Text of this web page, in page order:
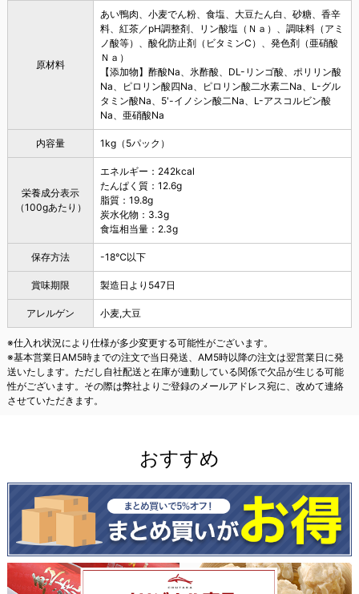
原材料
あい鴨肉、小麦でん粉、食塩、大豆たん白、砂糖、香辛
料、紅茶／pH調整剤、リン酸塩（Ｎａ）、調味料（アミ
ノ酸等）、酸化防止剤（ビタミンC）、発色剤（亜硝酸
Ｎａ）
【添加物】酢酸Na、氷酢酸、DL-リンゴ酸、ポリリン酸
Na、ピロリン酸四Na、ピロリン酸二水素二Na、L-グル
タミン酸Na、5'-イノシン酸二Na、L-アスコルビン酸
Na、亜硝酸Na
内容量 1kg（5パック）
栄養成分表示
（100gあたり）
エネルギー：242kcal
たんぱく質：12.6g
脂質：19.8g
炭水化物：3.3g
食塩相当量：2.3g
保存方法 -18℃以下
賞味期限 製造日より547日
アレルゲン 小麦,大豆
※仕入れ状況により仕様が多少変更する可能性がございます。
※基本営業日AM5時までの注文で当日発送、AM5時以降の注文は翌営業日に発
送いたします。ただし自社配送と在庫が連動している関係で欠品が生じる可能
性がございます。その際は弊社よりご登録のメールアドレス宛に、改めて連絡
させていただきます。
おすすめ